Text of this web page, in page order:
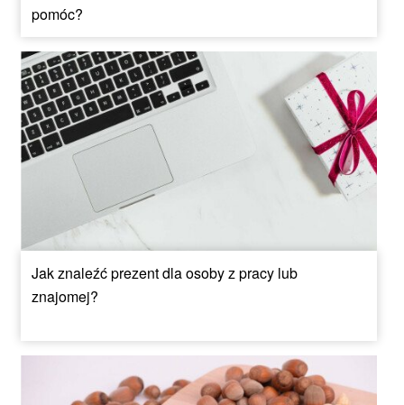
pomóc?
Jak znaleźć prezent dla osoby z pracy lub
znajomej?